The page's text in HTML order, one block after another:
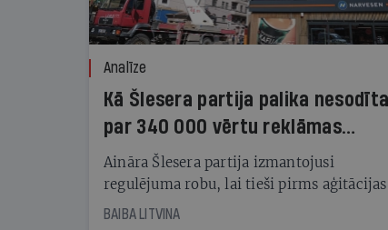
Analīze
Kā Šlesera partija palika nesodīta
par 340 000 vērtu reklāmas
kampaņu
Aināra Šlesera partija izmantojusi
regulējuma robu, lai tieši pirms aģitācijas
starta izreklamētos par summu, kas
BAIBA LITVINA